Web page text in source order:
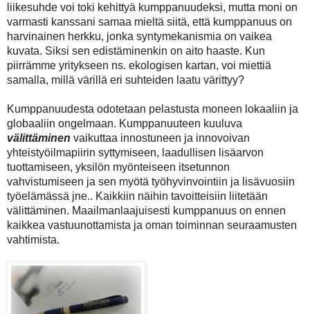
liikesuhde voi toki kehittyä kumppanuudeksi, mutta moni on
varmasti kanssani samaa mieltä siitä, että kumppanuus on
harvinainen herkku, jonka syntymekanismia on vaikea
kuvata. Siksi sen edistäminenkin on aito haaste. Kun
piirrämme yritykseen ns. ekologisen kartan, voi miettiä
samalla, millä värillä eri suhteiden laatu värittyy?
Kumppanuudesta odotetaan pelastusta moneen lokaaliin ja
globaaliin ongelmaan. Kumppanuuteen kuuluva
välittäminen vaikuttaa innostuneen ja innovoivan
yhteistyöilmapiirin syttymiseen, laadullisen lisäarvon
tuottamiseen, yksilön myönteiseen itsetunnon
vahvistumiseen ja sen myötä työhyvinvointiin ja lisävuosiin
työelämässä jne.. Kaikkiin näihin tavoitteisiin liitetään
välittäminen. Maailmanlaajuisesti kumppanuus on ennen
kaikkea vastuunottamista ja oman toiminnan seuraamusten
vahtimista.